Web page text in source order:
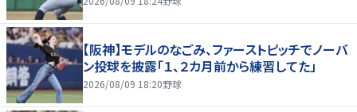
【阪神】モデルのなごみ、ファーストピッチでノーバ
ン投球を披露「１、２カ月前から練習してた」
2026/08/09 18:20野球